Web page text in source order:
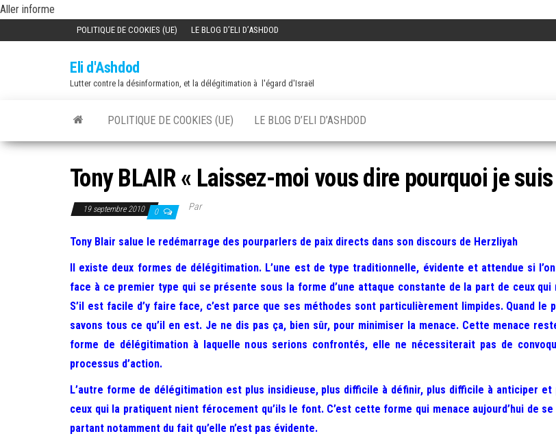
Aller informe
content
POLITIQUE DE COOKIES (UE) LE BLOG D’ELI D’ASHDOD
Eli d'Ashdod
Lutter contre la désinformation, et la délégitimation à l'égard d'Israël
POLITIQUE DE COOKIES (UE) LE BLOG D’ELI D’ASHDOD
Tony BLAIR « Laissez-moi vous dire pourquoi je
19 septembre 2010 0 Par
Tony Blair salue le redémarrage des pourparlers de paix directs dans son discours de Herzliyah
Il existe deux formes de délégitimation. L’une est de type traditionnelle, évidente et attendue si
face à ce premier type qui se présente sous la forme d’une attaque constante de la part de ceux
S’il est facile d’y faire face, c’est parce que ses méthodes sont particulièrement limpides. Quand
savons tous ce qu’il en est. Je ne dis pas ça, bien sûr, pour minimiser la menace. Cette menace
forme de délégitimation à laquelle nous serions confrontés, elle ne nécessiterait pas de
processus d’action.
L’autre forme de délégitimation est plus insidieuse, plus difficile à définir, plus difficile à anticiper
ceux qui la pratiquent nient férocement qu’ils le font. C’est cette forme qui menace aujourd’hui de
partant notamment du fait qu’elle n’est pas évidente.